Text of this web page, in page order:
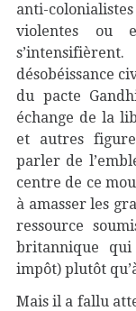
anti-
violentes ou
désobéissance
du pacte
échange de la
et autres
parler de
centre de ce
à amasser les
ressource
britannique
impôt) plutôt
Mais il a fallu